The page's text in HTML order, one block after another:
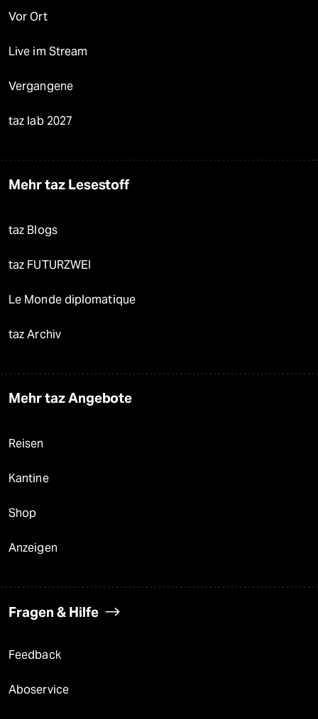
Vor Ort
Live im Stream
Vergangene
taz lab 2027
Mehr taz Lesestoff
taz Blogs
taz FUTURZWEI
Le Monde diplomatique
taz Archiv
Mehr taz Angebote
Reisen
Kantine
Shop
Anzeigen
Fragen & Hilfe
Feedback
Aboservice